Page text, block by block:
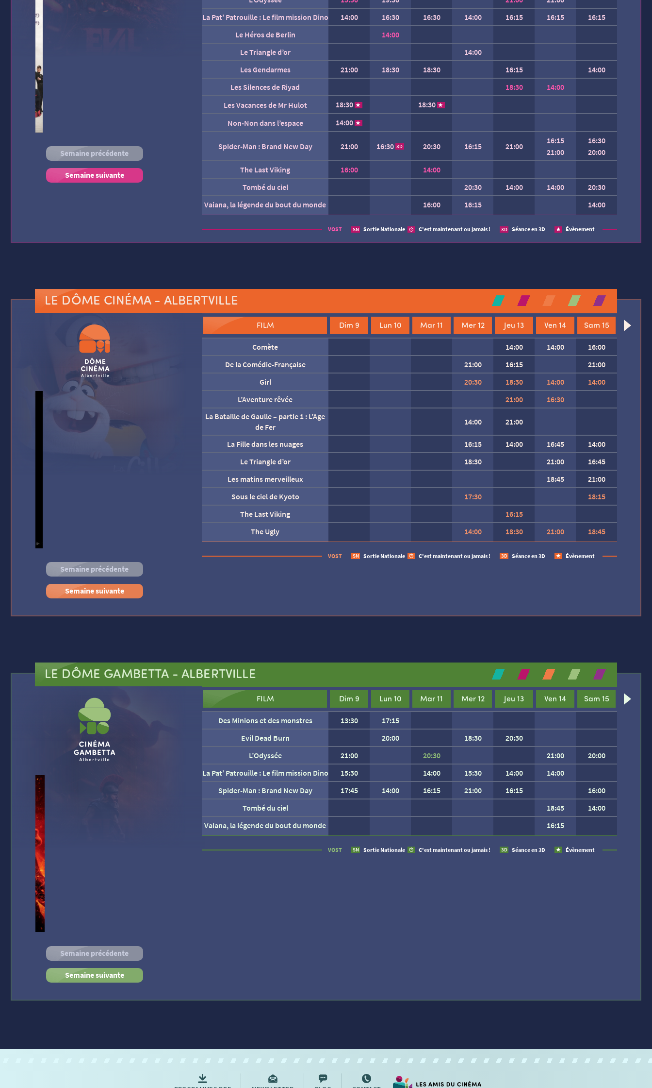
Semaine précédente
Semaine suivante
La Pat’ Patrouille : Le film mission Dino
14:00 16:30 16:30 14:00 16:15 16:15
16:15
Le Héros de Berlin
14:00
Le Triangle d’or
14:00
Les Gendarmes
21:00 18:30 18:30 16:15
14:00
Les Silences de Riyad
18:30
14:00
Les Vacances de Mr Hulot
18:30
18:30
Non-Non dans l’espace
14:00
Spider-Man : Brand New Day
21:00 16:30 3D 20:30 16:15 21:00
16:15
21:00
16:30
20:00
The Last Viking
16:00
14:00
Tombé du ciel
20:30 14:00 14:00
20:30
Vaiana, la légende du bout du monde
16:00 16:15
14:00
AUCUNE SÉANCE CETTE SEMAINE.
VOST SN Sortie Nationale C'est maintenant ou jamais ! 3D Séance en 3D Évènement
LE DÔME CINÉMA- ALBERTVILLE
Semaine précédente
Semaine suivante
FILM Dim 9 Lun 10 Mar 11 Mer 12 Jeu 13 Ven 14 Sam 15
Comète 14:00 14:00
16:00
De la Comédie-Française
21:00 16:15
21:00
Girl
20:30 18:30 14:00
14:00
L’Aventure rêvée
21:00
16:30
La Bataille de Gaulle – Partie 2 : J’écris
ton nom
La Bataille de Gaulle – partie 1 : L’Age
de Fer
14:00 21:00
La Fille dans les nuages 16:15 14:00 16:45
14:00
Le Triangle d’or
18:30 21:00
16:45
Les matins merveilleux
18:45
21:00
Sous le ciel de Kyoto
17:30
18:15
The Last Viking
16:15
The Ugly
14:00 18:30 21:00
18:45
Tombé du ciel
Une affaire turque
Un grand raccourci AUCUNE SÉANCE CETTE SEMAINE.
VOST SN Sortie Nationale C'est maintenant ou jamais ! 3D Séance en 3D Évènement
LE DÔME GAMBETTA- ALBERTVILLE
Semaine précédente
Semaine suivante
FILM Dim 9 Lun 10 Mar 11 Mer 12 Jeu 13 Ven 14 Sam 15
Des Minions et des monstres 13:30
17:15
Evil Dead Burn
20:00 18:30
20:30
L’Odyssée
21:00 20:30 21:00
20:00
La Pat’ Patrouille : Le film mission Dino
15:30 14:00 15:30 14:00
14:00
Spider-Man : Brand New Day
17:45 14:00 16:15 21:00 16:15
16:00
Tombé du ciel
18:45
14:00
Vaiana, la légende du bout du monde
16:15
AUCUNE SÉANCE CETTE SEMAINE.
VOST SN Sortie Nationale C'est maintenant ou jamais ! 3D Séance en 3D Évènement